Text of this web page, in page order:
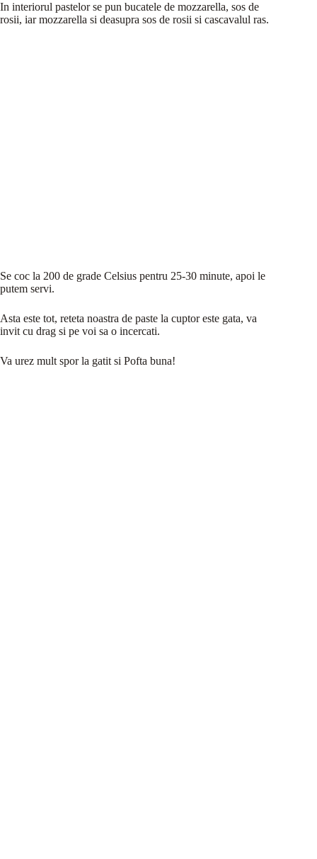
In interiorul pastelor se pun bucatele de mozzarella, sos de
rosii, iar mozzarella si deasupra sos de rosii si cascavalul ras.
Se coc la 200 de grade Celsius pentru 25-30 minute, apoi le
putem servi.
Asta este tot, reteta noastra de paste la cuptor este gata, va
invit cu drag si pe voi sa o incercati.
Va urez mult spor la gatit si Pofta buna!